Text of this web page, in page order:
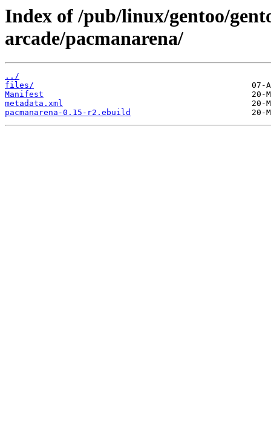
Index of /pub/linux/gentoo/
arcade/pacmanarena/
../
files/
Manifest
metadata.xml
pacmanarena-0.15-r2.ebuild